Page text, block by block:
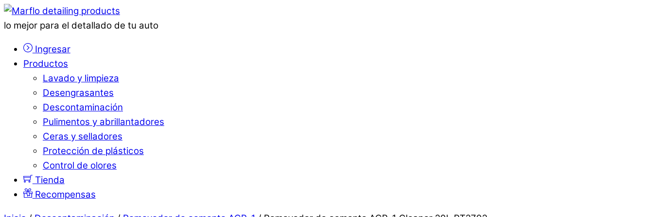
lo mejor para el detallado de tu auto
Ingresar
Productos
Lavado y limpieza
Desengrasantes
Descontaminación
Pulimentos y abrillantadores
Ceras y selladores
Protección de plásticos
Control de olores
Tienda
Recompensas